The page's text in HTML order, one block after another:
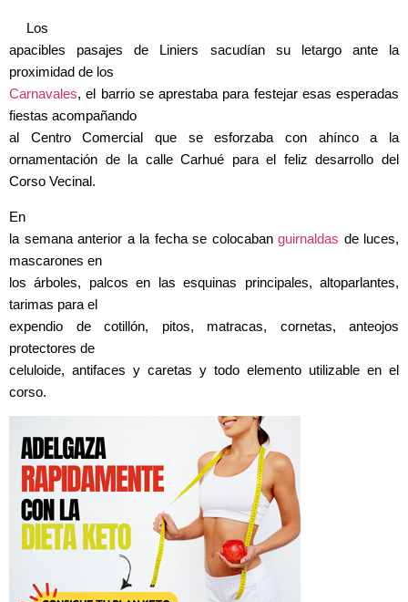
Los
apacibles pasajes de Liniers sacudían su letargo ante la
proximidad de los
Carnavales, el barrio se aprestaba para festejar esas esperadas
fiestas acompañando
al Centro Comercial que se esforzaba con ahínco a la
ornamentación de la calle Carhué para el feliz desarrollo del
Corso Vecinal.
En
la semana anterior a la fecha se colocabanguirnaldas de luces,
mascarones en
los árboles, palcos en las esquinas principales, altoparlantes,
tarimas para el
expendio de cotillón, pitos, matracas, cornetas, anteojos
protectores de
celuloide, antifaces y caretas y todo elemento utilizable en el
corso.